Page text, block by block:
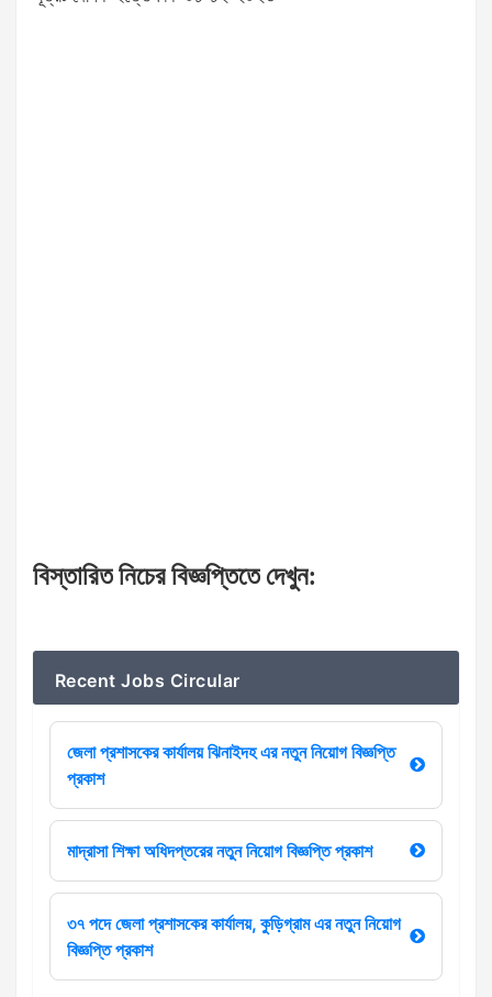
বিস্তারিতনিচেরবিজ্ঞপ্তিতে দেখুন:
Recent Jobs Circular
জেলা প্রশাসকের কার্যালয় ঝিনাইদহ এর নতুন নিয়োগ বিজ্ঞপ্তি
প্রকাশ
মাদ্রাসা শিক্ষা অধিদপ্তরের নতুন নিয়োগ বিজ্ঞপ্তি প্রকাশ
৩৭ পদে জেলা প্রশাসকের কার্যালয়, কুড়িগ্রাম এর নতুন নিয়োগ
বিজ্ঞপ্তি প্রকাশ